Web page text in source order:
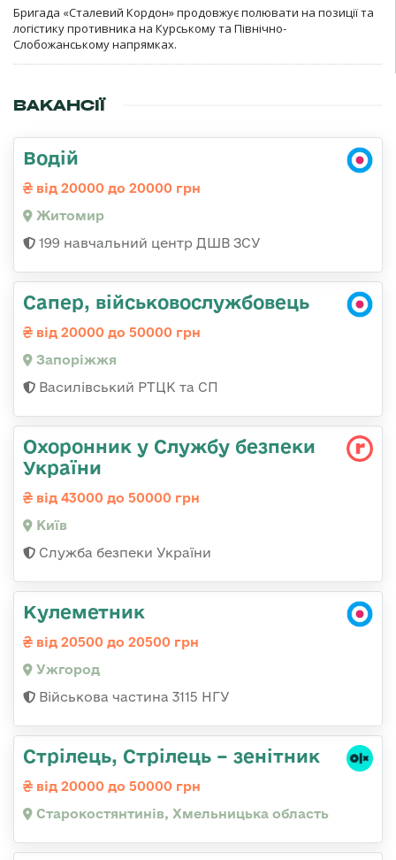
Бригада «Сталевий Кордон» продовжує полювати на позиції та
логістику противника на Курському та Північно-
Слобожанському напрямках.
ВАКАНСІЇ
Водій
від 20000 до 20000 грн
Житомир
199 навчальний центр ДШВ ЗСУ
Сапер, військовослужбовець
від 20000 до 50000 грн
Запоріжжя
Василівський РТЦК та СП
Охоронник у Службу безпеки
України
від 43000 до 50000 грн
Київ
Служба безпеки України
Кулеметник
від 20500 до 20500 грн
Ужгород
Військова частина 3115 НГУ
Стрілець, Стрілець – зенітник
від 20000 до 50000 грн
Старокостянтинів, Хмельницька область